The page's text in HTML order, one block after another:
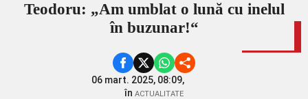
Teodoru: „Am umblat o lună cu inelul
în buzunar!“
06 mart. 2025, 08:09,
în ACTUALITATE